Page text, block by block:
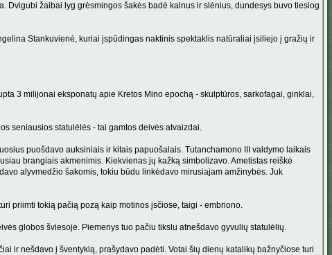
Dvigubi žaibai lyg grėsmingos šakės badė kalnus ir slėnius, dundesys buvo tiesiog
Stankuvienė, kuriai įspūdingas naktinis spektaklis natūraliai įsiliejo į gražių ir
3 milijonai eksponatų apie Kretos Mino epochą - skulptūros, sarkofagai, ginklai,
seniausios statulėlės - tai gamtos deivės atvaizdai.
puošdavo auksiniais ir kitais papuošalais. Tutanchamono III valdymo laikais
brangiais akmenimis. Kiekvienas jų kažką simbolizavo. Ametistas reiškė
alyvmedžio šakomis, tokiu būdu linkėdavo mirusiajam amžinybės. Juk
priimti tokią pačią pozą kaip motinos įsčiose, taigi - embriono.
globos šviesoje. Piemenys tuo pačiu tikslu atnešdavo gyvulių statulėlių.
ir nešdavo į šventyklą, prašydavo padėti. Votai šių dienų katalikų bažnyčiose turi